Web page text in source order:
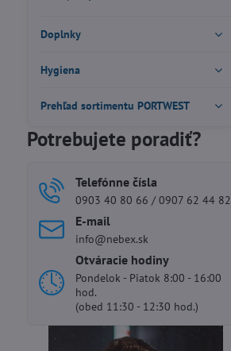
Doplnky
Hygiena
Prehľad sortimentu PORTWEST
Potrebujete poradiť?
Telefónne čísla
0903 40 80 66 / 0907 62 44 82
E-mail
info@nebex.sk
Otváracie hodiny
Pondelok - Piatok 8:00 - 16:00
hod.
(obed 11:30 - 12:30 hod.)